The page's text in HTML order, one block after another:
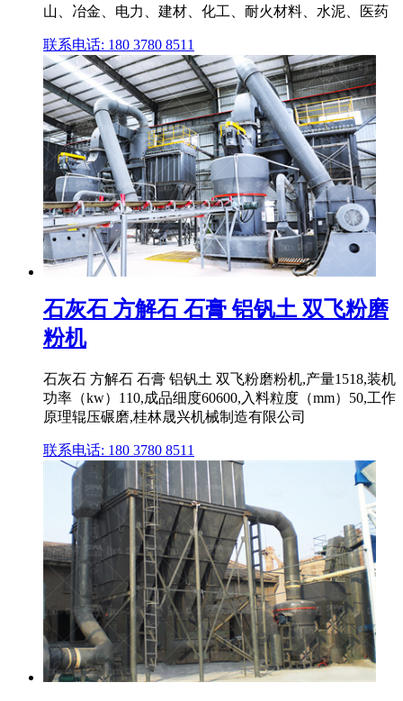
山、冶金、电力、建材、化工、耐火材料、水泥、医药
联系电话: 180 3780 8511
石灰石 方解石 石膏 铝钒土 双飞粉磨
粉机
石灰石 方解石 石膏 铝钒土 双飞粉磨粉机,产量1518,装机
功率（kw）110,成品细度60600,入料粒度（mm）50,工作
原理辊压碾磨,桂林晟兴机械制造有限公司
联系电话: 180 3780 8511